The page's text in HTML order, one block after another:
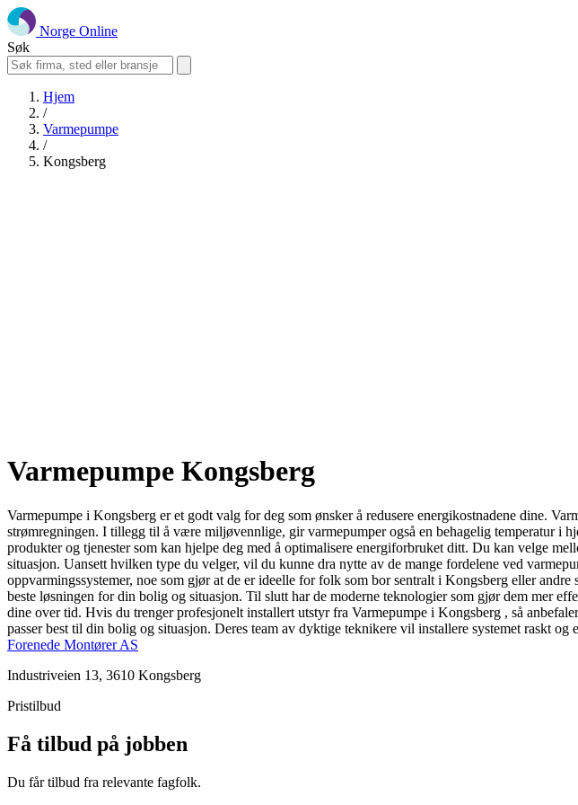
Norge Online
Søk
Hjem
/
Varmepumpe
/
Kongsberg
Varmepumpe Kongsberg
Varmepumpe i Kongsberg er et godt valg for deg som ønsker å redusere energikostnadene dine.
strømregningen. I tillegg til å være miljøvennlige, gir varmepumper også en behagelig temperatur i
produkter og tjenester som kan hjelpe deg med å optimalisere energiforbruket ditt. Du kan velge
situasjon. Uansett hvilken type du velger, vil du kunne dra nytte av de mange fordelene ved
oppvarmingssystemer, noe som gjør at de er ideelle for folk som bor sentralt i Kongsberg eller
beste løsningen for din bolig og situasjon. Til slutt har de moderne teknologier som gjør dem mer
dine over tid. Hvis du trenger profesjonelt installert utstyr fra Varmepumpe i Kongsberg , så
passer best til din bolig og situasjon. Deres team av dyktige teknikere vil installere systemet raskt
Forenede Montører AS
Industriveien 13, 3610 Kongsberg
Pristilbud
Få tilbud på jobben
Du får tilbud fra relevante fagfolk.